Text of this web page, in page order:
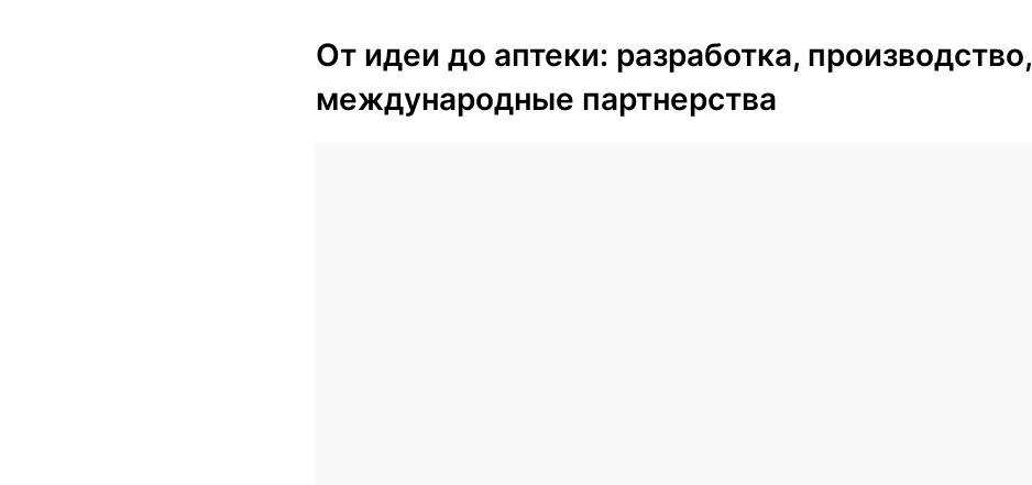
От идеи до аптеки: разработка, производство,
международные партнерства